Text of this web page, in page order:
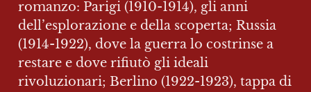
romanzo: Parigi (1910-1914), gli anni
dell’esplorazione e della scoperta; Russia
(1914-1922), dove la guerra lo costrinse a
restare e dove rifiutò gli ideali
rivoluzionari; Berlino (1922-1923), tappa di